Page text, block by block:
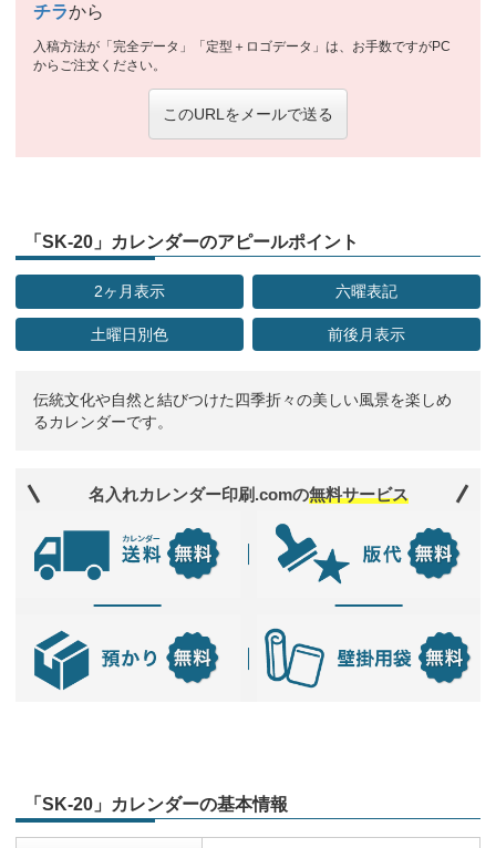
チラから
入稿方法が「完全データ」「定型＋ロゴデータ」は、お手数ですがPC
からご注文ください。
このURLをメールで送る
「SK-20」カレンダーのアピールポイント
2ヶ月表示 六曜表記
土曜日別色 前後月表示
伝統文化や自然と結びつけた四季折々の美しい風景を楽しめ
るカレンダーです。
名入れカレンダー印刷.comの無料サービス
「SK-20」カレンダーの基本情報